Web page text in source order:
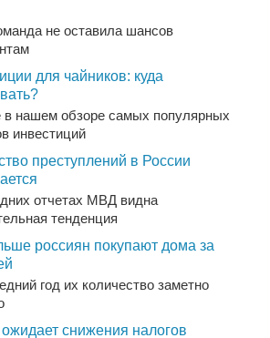
не оставила шансов
для чайников: куда
в нашем обзоре самых популярных
инвестиций
преступлений в России
отчетах МВД видна
тенденция
россиян покупают дома за
год их количество заметно
снижения налогов